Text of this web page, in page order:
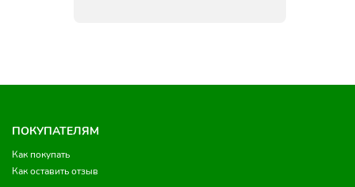
ПОКУПАТЕЛЯМ
Как покупать
Как оставить отзыв